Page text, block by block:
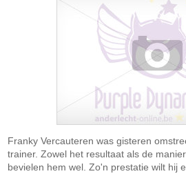
Franky Vercauteren was gisteren
trainer. Zowel het resultaat als de
bevielen hem wel. Zo'n prestatie wilt hij